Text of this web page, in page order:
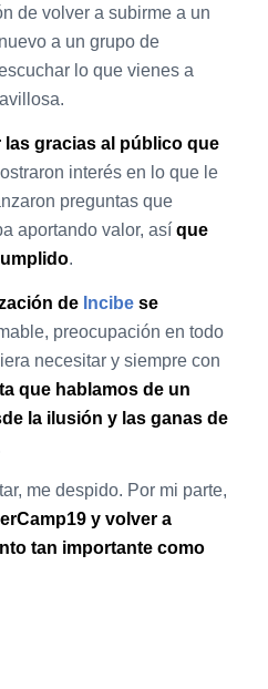
de volver a subirme a un
a un grupo de
lo que vienes a
las gracias al público que
interés en lo que le
preguntas que
aportando valor, así que
.
de Incibese
preocupación en todo
necesitar y siempre con
que hablamos de un
la ilusión y las ganas de
me despido. Por mi parte,
y volver a
tan importante como